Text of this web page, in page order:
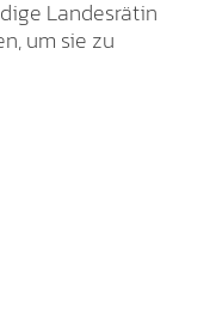
Landesrätin
um sie zu